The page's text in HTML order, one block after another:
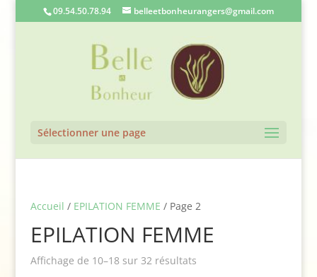
09.54.50.78.94 belleetbonheurangers@gmail.com
Sélectionner une page
Accueil / EPILATION FEMME / Page 2
EPILATION FEMME
Affichage de 10–18 sur 32 résultats